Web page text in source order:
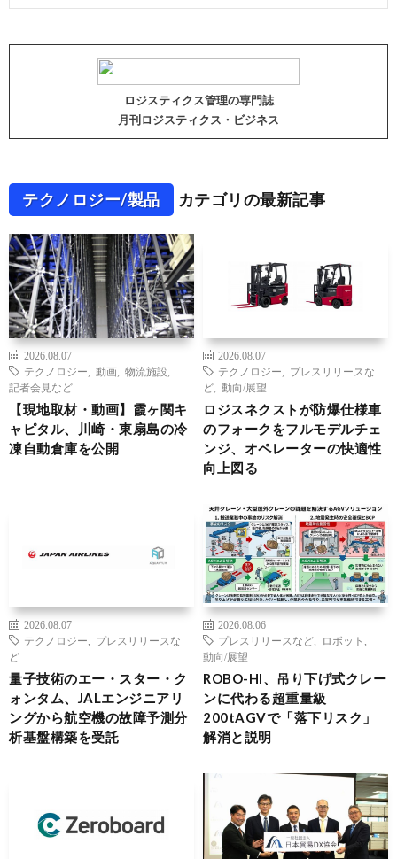
ロジスティクス管理の専門誌
月刊ロジスティクス・ビジネス
テクノロジー/製品 カテゴリの最新記事
2026.08.07
テクノロジー
動画 物流施設
記者会見など
【現地取材・動画】霞ヶ関キ
ャピタル、川崎・東扇島の冷
凍自動倉庫を公開
2026.08.07
テクノロジー
プレスリリースな
ど
動向/展望
ロジスネクストが防爆仕様車
のフォークをフルモデルチェ
ンジ、オペレーターの快適性
向上図る
2026.08.07
テクノロジー
プレスリリースな
ど
量子技術のエー・スター・ク
ォンタム、JALエンジニアリ
ングから航空機の故障予測分
析基盤構築を受託
2026.08.06
プレスリリースなど
ロボット
動向/展望
ROBO-HI、吊り下げ式クレー
ンに代わる超重量級
200tAGVで「落下リスク」
解消と説明